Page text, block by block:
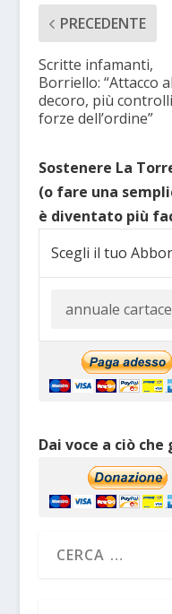
PRECEDENTE
Scritte infamanti,
Borriello: “Attacco al
decoro, più
forze dell’ordine”
Sostenere La
(o fare una
è diventato più
Scegli il tuo
Dai voce a ciò